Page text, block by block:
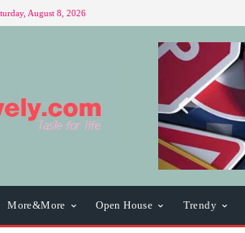
August 8, 2026
More&More Open House Trendy